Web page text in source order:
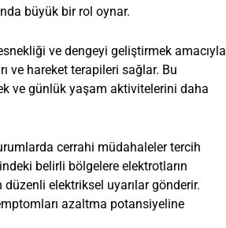
büyük bir rol oynar.
ve dengeyi geliştirmek amacıyla
ve hareket terapileri sağlar. Bu
ve günlük yaşam aktivitelerini daha
cerrahi müdahaleler tercih
belirli bölgelere elektrotların
elektriksel uyarılar gönderir.
azaltma potansiyeline